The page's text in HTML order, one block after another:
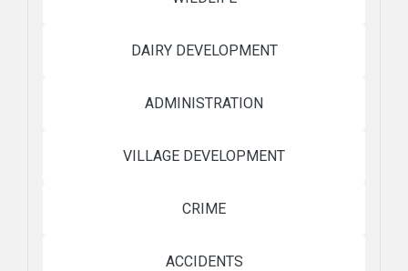
DAIRY DEVELOPMENT
ADMINISTRATION
VILLAGE DEVELOPMENT
CRIME
ACCIDENTS